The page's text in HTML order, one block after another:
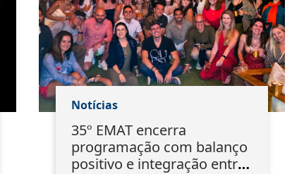
Notícias
35º EMAT encerra
programação com balanço
positivo e integração entre